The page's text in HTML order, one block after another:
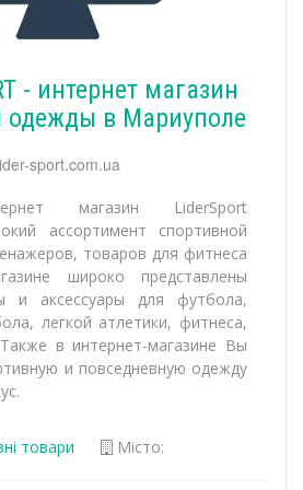
- интернет магазин
одежды в Мариуполе
sport.com.ua
магазин LiderSport
ассортимент спортивной
товаров для фитнеса
широко представлены
и аксессуары для футбола,
легкой атлетики, фитнеса,
в интернет-магазине Вы
и повседневную одежду
товари Місто: